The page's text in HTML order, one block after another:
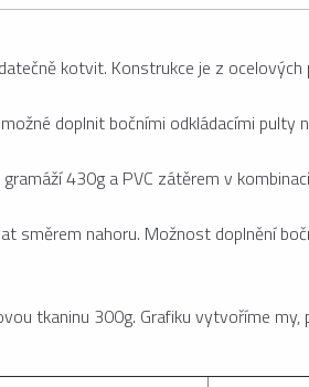
kotvit. Konstrukce je z
doplnit bočními odkládacími
430g a PVC zátěrem v
nahoru. Možnost doplnění
tkaninu 300g. Grafiku vytvoříme